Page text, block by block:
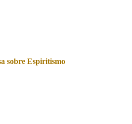
sobre Espiritismo